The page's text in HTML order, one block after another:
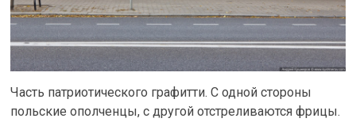
Часть патриотического графитти. С одной стороны
польские ополченцы, с другой отстреливаются фрицы.